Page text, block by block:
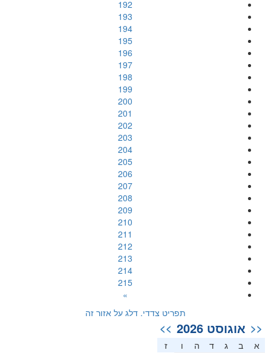
192
193
194
195
196
197
198
199
200
201
202
203
204
205
206
207
208
209
210
211
212
213
214
215
»
תפריט צדדי. דלג על אזור זה
<< אוגוסט 2026 >>
א ב ג ד ה
ז